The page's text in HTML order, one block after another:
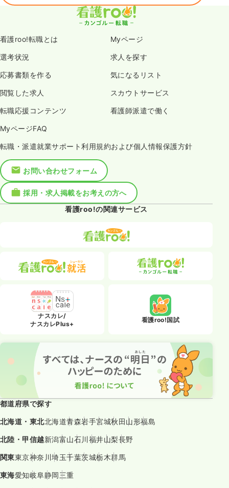
看護roo!転職とは Myページ
選考状況 求人を探す
応募書類を作る 気になるリスト
閲覧した求人 スカウトサービス
転職応援コンテンツ 看護師派遣で働く
MyページFAQ
転職・派遣就業サポート利用規約および個人情報保護方針
お問い合わせフォーム
採用・求人掲載をお考えの方へ
看護roo!の関連サービス
ナスカレ/
ナスカレPlus+
看護roo!国試
都道府県で探す
北海道・東北北海道青森岩手宮城秋田山形福島
北陸・甲信越新潟富山石川福井山梨長野
関東東京神奈川埼玉千葉茨城栃木群馬
東海愛知岐阜静岡三重